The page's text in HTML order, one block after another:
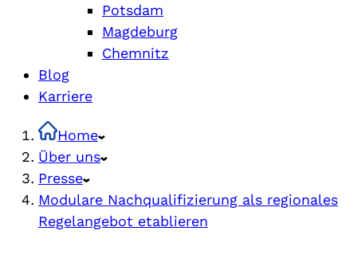
Potsdam
Magdeburg
Chemnitz
Blog
Karriere
Home
Über uns
Presse
Modulare Nachqualifizierung als regionales
Regelangebot etablieren